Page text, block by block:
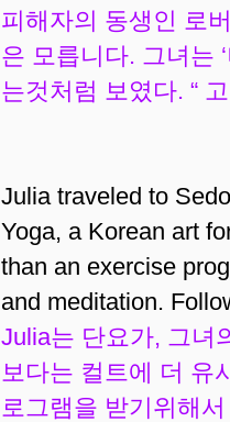
피해자의 동생인 로
은 모릅니다. 그녀는
는것처럼 보였다. “
Julia traveled to
Yoga, a Korean art
than an exercise
and meditation.
Julia는 단요가, 그녀
보다는 컬트에 더 유
로그램을 받기위해